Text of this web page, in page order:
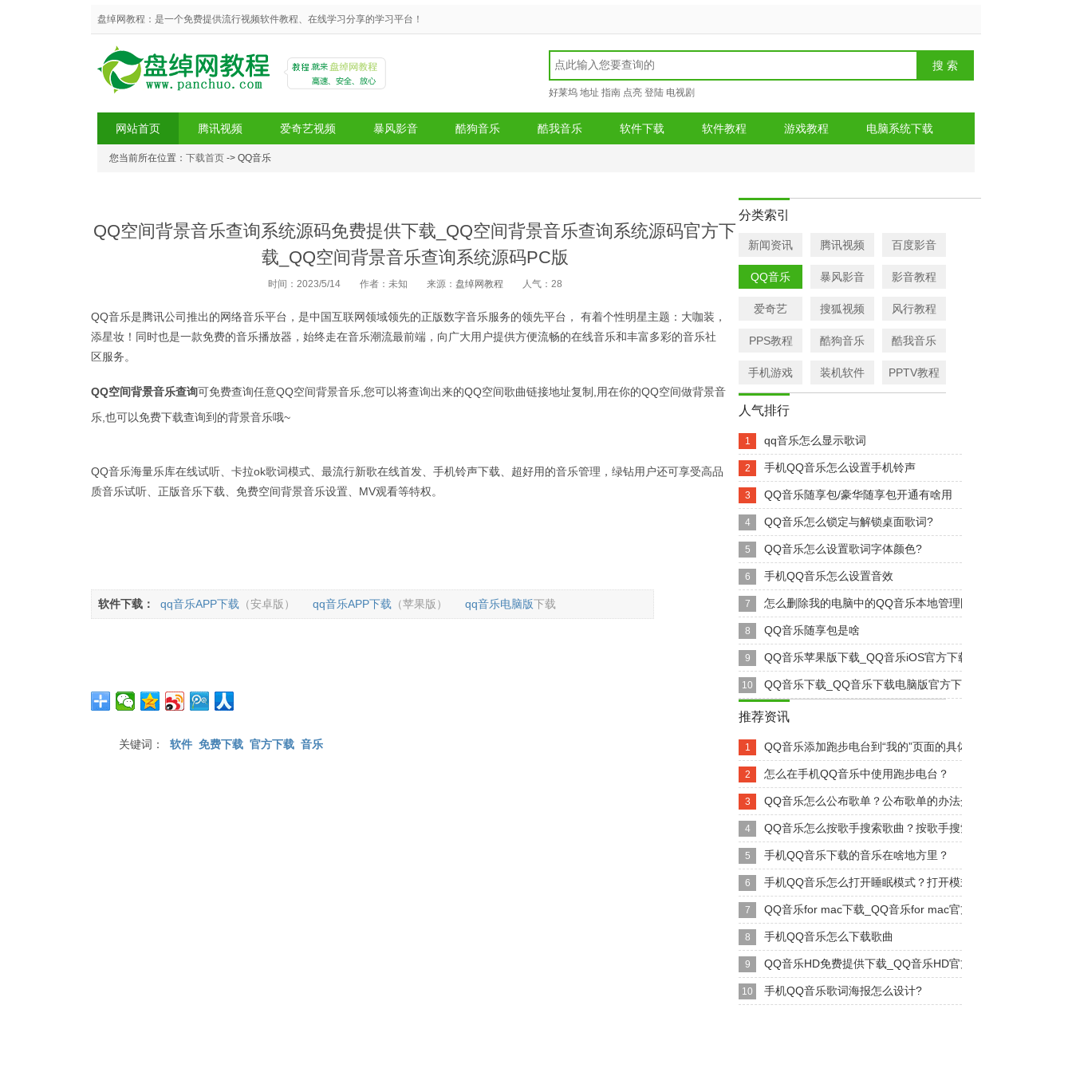
盘绰网教程：是一个免费提供流行视频软件教程、在线学习分享的学习平台！
盘绰网教程
好莱坞 地址 指南 点亮 登陆 电视剧
网站首页 腾讯视频 爱奇艺视频 暴风影音 酷狗音乐 酷我音乐 软件下载 软件教程 游戏教程 电脑系统下载
您当前所在位置： 下载首页 -> QQ音乐
QQ空间背景音乐查询系统源码免费提供下载_QQ空间背景音乐查询系统源码官方下
载_QQ空间背景音乐查询系统源码PC版
时间：2023/5/14 作者：未知 来源： 盘绰网教程 人气： 28
QQ音乐是腾讯公司推出的网络音乐平台，是中国互联网领域领先的正版数字音乐服务的领先平台， 有着个性明星主题：大咖装，
添星妆！同时也是一款免费的音乐播放器，始终走在音乐潮流最前端，向广大用户提供方便流畅的在线音乐和丰富多彩的音乐社
区服务。
QQ空间背景音乐查询可免费查询任意QQ空间背景音乐,您可以将查询出来的QQ空间歌曲链接地址复制,用在你的QQ空间做背景音
乐,也可以免费下载查询到的背景音乐哦~
QQ音乐海量乐库在线试听、卡拉ok歌词模式、最流行新歌在线首发、手机铃声下载、超好用的音乐管理，绿钻用户还可享受高品
质音乐试听、正版音乐下载、免费空间背景音乐设置、MV观看等特权。
软件下载： qq音乐APP下载 （安卓版） qq音乐APP下载 （苹果版） qq音乐电脑版下载
关键词： 软件 免费下载 官方下载 音乐
分类索引
新闻资讯 腾讯视频 百度影音
QQ音乐 暴风影音 影音教程
爱奇艺 搜狐视频 风行教程
PPS教程 酷狗音乐 酷我音乐
手机游戏 装机软件 PPTV教程
人气排行
1 qq音乐怎么显示歌词
2 手机QQ音乐怎么设置手机铃声
3 QQ音乐随享包/豪华随享包开通有啥用
4 QQ音乐怎么锁定与解锁桌面歌词?
5 QQ音乐怎么设置歌词字体颜色?
6 手机QQ音乐怎么设置音效
7 怎么删除我的电脑中的QQ音乐本地管理图标
8 QQ音乐随享包是啥
9 QQ音乐苹果版下载_QQ音乐iOS官方下载【iPhone最...
10 QQ音乐下载_QQ音乐下载电脑版官方下载【音乐播放器】
推荐资讯
1 QQ音乐添加跑步电台到“我的”页面的具体设置
2 怎么在手机QQ音乐中使用跑步电台？
3 QQ音乐怎么公布歌单？公布歌单的办法介绍
4 QQ音乐怎么按歌手搜索歌曲？按歌手搜索的办法
5 手机QQ音乐下载的音乐在啥地方里？
6 手机QQ音乐怎么打开睡眠模式？打开模式的设置
7 QQ音乐for mac下载_QQ音乐for mac官方网站...
8 手机QQ音乐怎么下载歌曲
9 QQ音乐HD免费提供下载_QQ音乐HD官方下载_QQ音乐H...
10 手机QQ音乐歌词海报怎么设计?